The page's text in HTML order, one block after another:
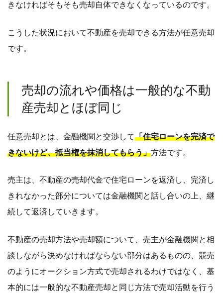
きなければそもそも売却自体できなくなっているのです。
こうした状況において不動産を売却できる方法が任意売却
です。
売却の流れや価格は一般的な不動
産売却とほぼ同じ
任意売却とは、金融機関と交渉して「住宅ローンを完済で
きないけど、抵当権を抹消してもらう」方法です。
売主は、不動産の売却代金で住宅ローンを返済し、完済し
きれなかった部分については金融機関と話し合いの上、継
続して返済していきます。
不動産の売却方法や売却額について、売主が金融機関と相
談しながら決めなければならない部分はあるものの、競売
のようにオークション方式で売却されるわけではなく、基
本的には一般的な不動産売却と同じ方法で売却活動を行う